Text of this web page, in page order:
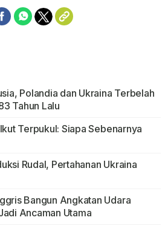
Polandia dan Ukraina Terbelah
Tahun Lalu
Terpukul: Siapa Sebenarnya
Rudal, Pertahanan Ukraina
Bangun Angkatan Udara
Ancaman Utama